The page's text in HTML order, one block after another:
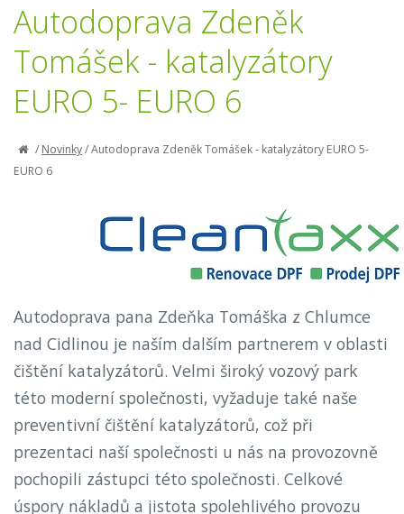
Autodoprava Zdeněk
Tomášek - katalyzátory
EURO 5- EURO 6
/Novinky/Autodoprava Zdeněk Tomášek - katalyzátory EURO 5-
EURO 6
Autodoprava pana Zdeňka Tomáška z Chlumce
nad Cidlinou je naším dalším partnerem v oblasti
čištění katalyzátorů. Velmi široký vozový park
této moderní společnosti, vyžaduje také naše
preventivní čištění katalyzátorů, což při
prezentaci naší společnosti u nás na provozovně
pochopili zástupci této společnosti. Celkové
úspory nákladů a jistota spolehlivého provozu